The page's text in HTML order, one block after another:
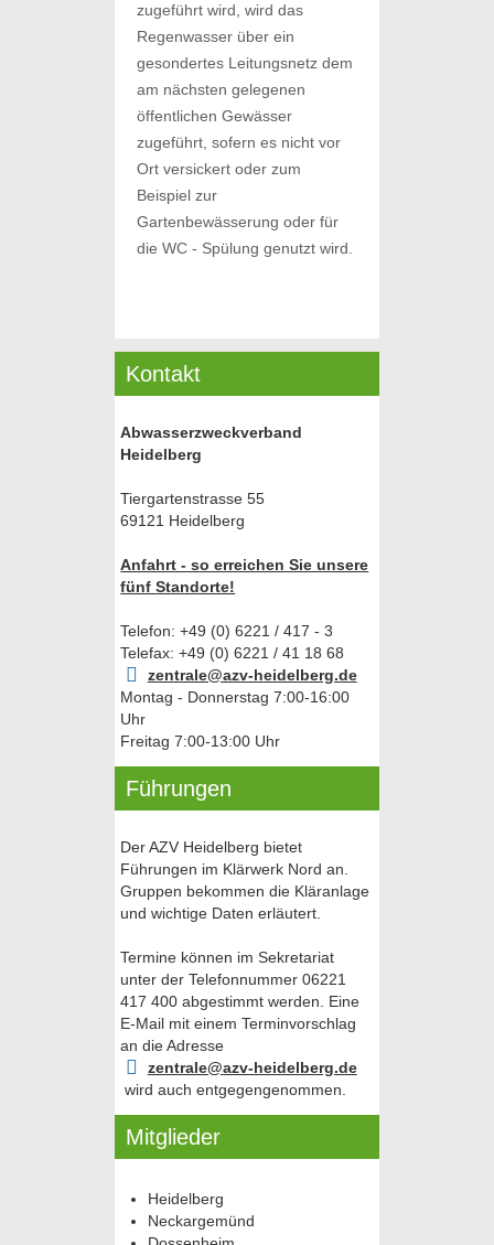
zugeführt wird, wird das
Regenwasser über ein
gesondertes Leitungsnetz dem
am nächsten gelegenen
öffentlichen Gewässer
zugeführt, sofern es nicht vor
Ort versickert oder zum
Beispiel zur
Gartenbewässerung oder für
die WC - Spülung genutzt wird.
Kontakt
Abwasserzweckverband
Heidelberg
Tiergartenstrasse 55
69121 Heidelberg
Anfahrt - so erreichen Sie unsere
fünf Standorte!
Telefon: +49 (0) 6221 / 417 - 3
Telefax: +49 (0) 6221 / 41 18 68
zentrale@azv-heidelberg.de
Montag - Donnerstag 7:00-16:00
Uhr
Freitag 7:00-13:00 Uhr
Führungen
Der AZV Heidelberg bietet
Führungen im Klärwerk Nord an.
Gruppen bekommen die Kläranlage
und wichtige Daten erläutert.
Termine können im Sekretariat
unter der Telefonnummer 06221
417 400 abgestimmt werden. Eine
E-Mail mit einem Terminvorschlag
an die Adresse
zentrale@azv-heidelberg.de
wird auch entgegengenommen.
Mitglieder
Heidelberg
Neckargemünd